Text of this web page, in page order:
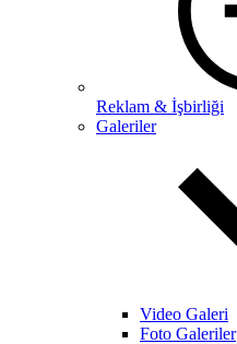
Reklam & İşbirliği
Galeriler
Video Galeri
Foto Galeriler